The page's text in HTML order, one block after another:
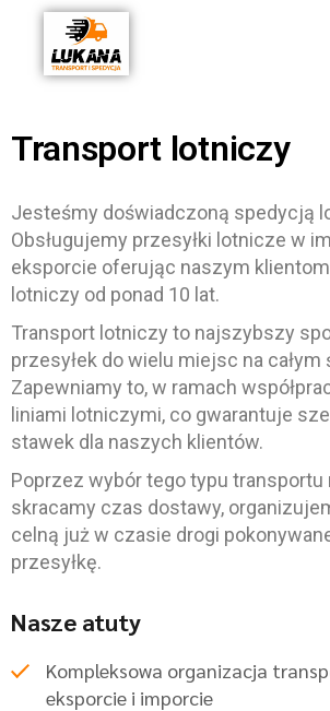
Transport lotniczy
Jesteśmy doświadczoną spedycją
Obsługujemy przesyłki lotnicze w
eksporcie oferując naszym
lotniczy od ponad 10 lat.
Transport lotniczy to najszybszy
przesyłek do wielu miejsc na całym
Zapewniamy to, w ramach
liniami lotniczymi, co gwarantuje
stawek dla naszych klientów.
Poprzez wybór tego typu transportu
skracamy czas dostawy,
celną już w czasie drogi
przesyłkę.
Nasze atuty
Kompleksowa organizacja
eksporcie i imporcie